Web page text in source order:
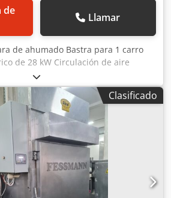
Llamar
de ahumado Bastra para 1 carro
de 28 kW Circulación de aire
de las compuertas de aire
y humo; Limpieza: limpieza con
de humo: según solicitud del cliente
virutas de madera Cjdpfjh Hfc Sex
postcombustión Dimensiones de
en cm: Ancho: 175 Largo: 120
del carro en cm: 100*100*200 (alto)
reacondicionada: 14.000 EUR Plazo
después del pago inicial
Clasificado